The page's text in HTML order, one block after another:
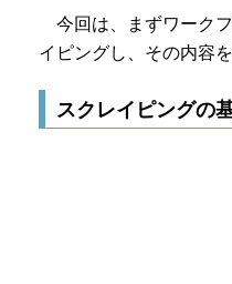
今回は、まずワークフ
イピングし、その内容
スクレイピングの